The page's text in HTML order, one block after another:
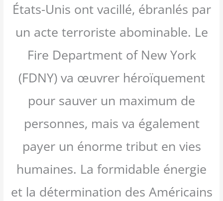
États-Unis ont vacillé, ébranlés par
un acte terroriste abominable. Le
Fire Department of New York
(FDNY) va œuvrer héroïquement
pour sauver un maximum de
personnes, mais va également
payer un énorme tribut en vies
humaines. La formidable énergie
et la détermination des Américains